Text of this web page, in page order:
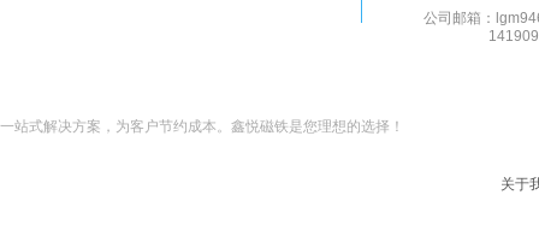
一站式解决方案，为客户节约成本。鑫悦磁铁是您理想的选择！
公司邮箱：
关于